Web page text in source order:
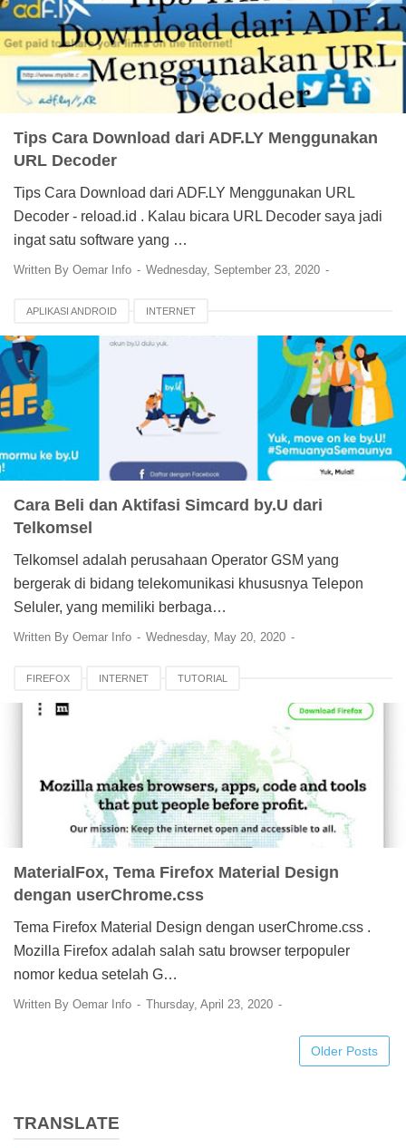
Tips Cara Download dari ADF.LY Menggunakan
URL Decoder
Tips Cara Download dari ADF.LY Menggunakan URL
Decoder - reload.id . Kalau bicara URL Decoder saya jadi
ingat satu software yang …
Written By Oemar Info Wednesday, September 23, 2020
APLIKASI ANDROID INTERNET
Cara Beli dan Aktifasi Simcard by.U dari
Telkomsel
Telkomsel adalah perusahaan Operator GSM yang
bergerak di bidang telekomunikasi khususnya Telepon
Seluler, yang memiliki berbaga…
Written By Oemar Info Wednesday, May 20, 2020
FIREFOX INTERNET TUTORIAL
MaterialFox, Tema Firefox Material Design
dengan userChrome.css
Tema Firefox Material Design dengan userChrome.css .
Mozilla Firefox adalah salah satu browser terpopuler
nomor kedua setelah G…
Written By Oemar Info Thursday, April 23, 2020
Older Posts
TRANSLATE